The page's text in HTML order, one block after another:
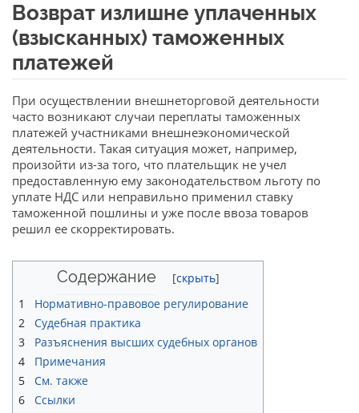
Возврат излишне уплаченных
(взысканных) таможенных
платежей
Перейти к:навигация,поиск
При осуществлении внешнеторговой деятельности
часто возникают случаи переплаты таможенных
платежей участниками внешнеэкономической
деятельности. Такая ситуация может, например,
произойти из-за того, что плательщик не учел
предоставленную ему законодательством льготу по
уплате НДС или неправильно применил ставку
таможенной пошлины и уже после ввоза товаров
решил ее скорректировать.
Содержание
1
Нормативно-правовое регулирование
2
Судебная практика
3
Разъяснения высших судебных органов
4
Примечания
5
См. также
6
Ссылки